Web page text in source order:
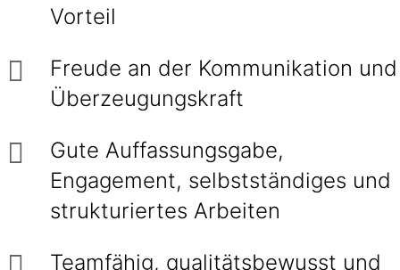
Vorteil
Freude an der Kommunikation und
Überzeugungskraft
Gute Auffassungsgabe,
Engagement, selbstständiges und
strukturiertes Arbeiten
Teamfähig, qualitätsbewusst und